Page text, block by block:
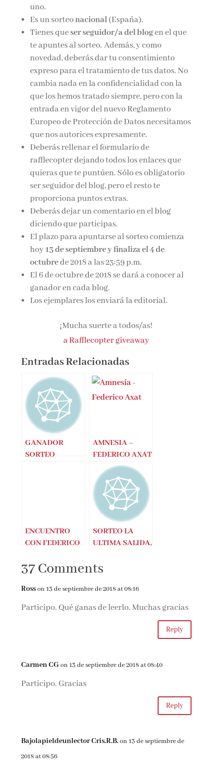
uno.
Es un sorteonacional(España).
Tienes queser seguidor/a del blogen el que
te apuntes al sorteo. Además, y como
novedad, deberás dar tu consentimiento
expreso para el tratamiento de tus datos. No
cambia nada en la confidencialidad con la
que los hemos tratado siempre, pero con la
entrada en vigor del nuevo Reglamento
Europeo de Protección de Datos necesitamos
que nos autorices expresamente.
Deberás rellenar el formulario de
rafflecopter dejando todos los enlaces que
quieras que te puntúen. Sólo es obligatorio
ser seguidor del blog, pero el resto te
proporciona puntos extras.
Deberás dejar un comentario en el blog
diciendo que participas.
El plazo para apuntarse al sorteo comienza
hoy13 de septiembre y finaliza el 4 de
octubrede 2018 a las 23:59 p.m.
El 6 de octubre de 2018 se dará a conocer al
ganador en cada blog.
Los ejemplares los enviará la editorial.
¡Mucha suerte a todos/as!
a Rafflecopter giveaway
Entradas Relacionadas
GANADOR
SORTEO
AMNESIA –
FEDERICO AXAT
ENCUENTRO
CON FEDERICO
SORTEO LA
ULTIMA SALIDA,
37 Comments
Rosson 13 de septiembre de 2018 at 08:16
Participo. Qué ganas de leerlo. Muchas gracias
Reply
Carmen CGon 13 de septiembre de 2018 at 08:40
Participo. Gracias
Reply
Bajolapieldeunlector Cris.R.B.on 13 de septiembre de
2018 at 08:56